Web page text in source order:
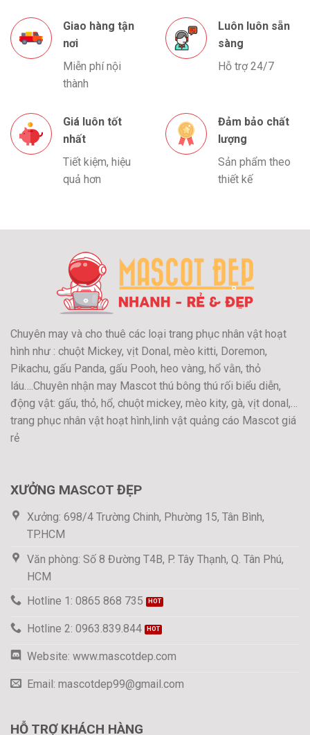
Giao hàng tận
nơi
Miễn phí nội
thành
Luôn luôn sẵn
sàng
Hỗ trợ 24/7
Giá luôn tốt
nhất
Tiết kiệm, hiệu
quả hơn
Đảm bảo chất
lượng
Sản phẩm theo
thiết kế
Chuyên may và cho thuê các loại trang phục nhân vật hoạt
hình như : chuột Mickey, vịt Donal, mèo kitti, Doremon,
Pikachu, gấu Panda, gấu Pooh, heo vàng, hổ vằn, thỏ
láu….Chuyên nhận may Mascot thú bông thú rối biểu diễn,
động vật: gấu, thỏ, hổ, chuột mickey, mèo kity, gà, vịt donal,…
trang phục nhân vật hoạt hình,linh vật quảng cáo Mascot giá
rẻ
XƯỞNG MASCOT ĐẸP
Xưởng: 698/4 Trường Chinh, Phường 15, Tân Bình,
TP.HCM
Văn phòng: Số 8 Đường T4B, P. Tây Thạnh, Q. Tân Phú,
HCM
Hotline 1: 0865 868 735
Hotline 2: 0963.839.844
Website: www.mascotdep.com
Email: mascotdep99@gmail.com
HỖ TRỢ KHÁCH HÀNG